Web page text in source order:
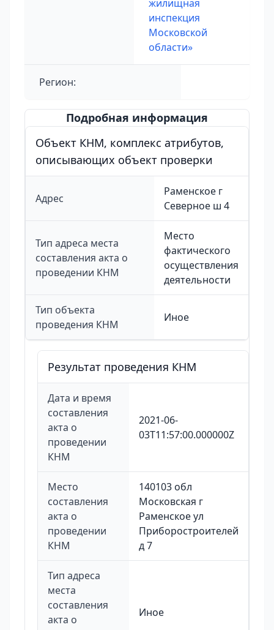
жилищная
инспекция
Московской
области»
Регион:
Подробная информация
Объект КНМ, комплекс атрибутов,
описывающих объект проверки
Адрес
Раменское г
Северное ш 4
Тип адреса места
составления акта о
проведении КНМ
Место
фактического
осуществления
деятельности
Тип объекта
проведения КНМ
Иное
Результат проведения КНМ
Дата и время
составления
акта о
проведении
КНМ
2021-06-
03T11:57:00.000000Z
Место
составления
акта о
проведении
КНМ
140103 обл
Московская г
Раменское ул
Приборостроителей
д 7
Тип адреса
места
составления
акта о
Иное